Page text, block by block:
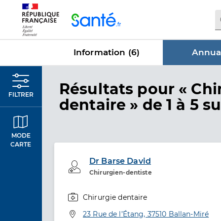
Information (6)
FILTRER
MODE
CARTE
Résultats dans
pour «
dentaire » de 1 à 5
Dr Barse David
Chirurgien-dentiste
Professionel de santé
Chirurgie dentaire
Adresse
23 Rue de l’Étang, 37510 Ballan-Miré
Panneau de gestion des cookies